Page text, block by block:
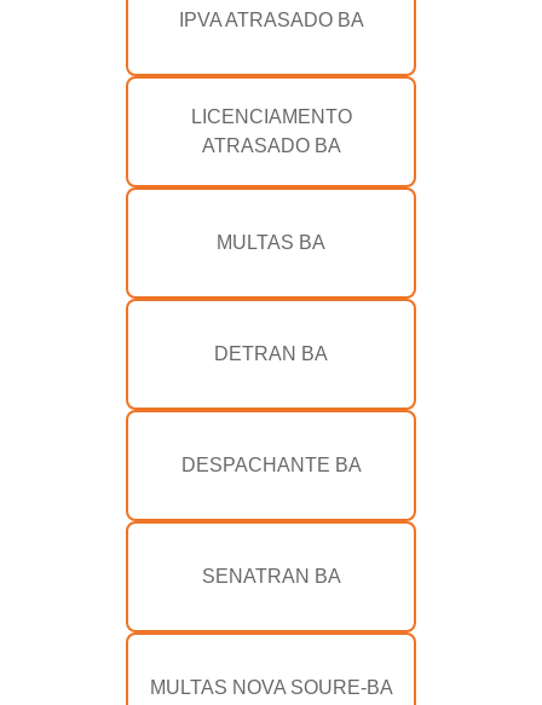
IPVA ATRASADO BA
LICENCIAMENTO
ATRASADO BA
MULTAS BA
DETRAN BA
DESPACHANTE BA
SENATRAN BA
MULTAS NOVA SOURE-BA